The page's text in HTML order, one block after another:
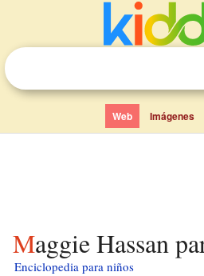
Web Imágenes
Maggie Hassan
Enciclopedia para niños